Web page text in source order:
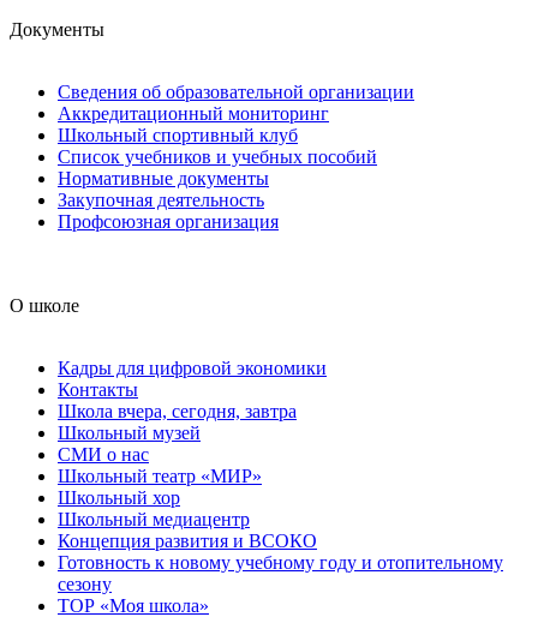
Документы
Сведения об образовательной организации
Аккредитационный мониторинг
Школьный спортивный клуб
Список учебников и учебных пособий
Нормативные документы
Закупочная деятельность
Профсоюзная организация
О школе
Кадры для цифровой экономики
Контакты
Школа вчера, сегодня, завтра
Школьный музей
СМИ о нас
Школьный театр «МИР»
Школьный хор
Школьный медиацентр
Концепция развития и ВСОКО
Готовность к новому учебному году и отопительному
сезону
ТОР «Моя школа»